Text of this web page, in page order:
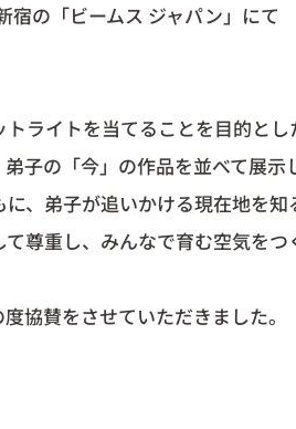
宿の「ビームス ジャパン」にて
ライトを当てることを目的とし
子の「今」の作品を並べて展示
、弟子が追いかける現在地を知
尊重し、みんなで育む空気をつ
協賛をさせていただきました。